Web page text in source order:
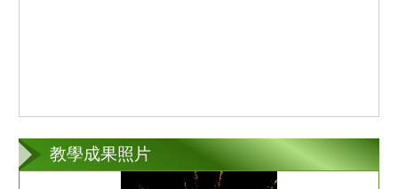
教學成果照片